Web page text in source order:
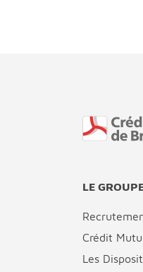
LE
Crédit
Les
Fin de page